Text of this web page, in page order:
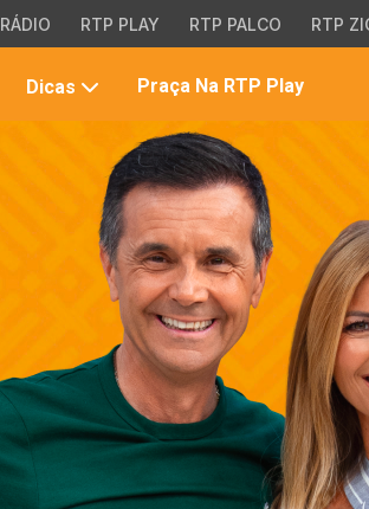
RÁDIO RTP PLAY RTP PALCO RTP
Dicas Praça Na RTP Play